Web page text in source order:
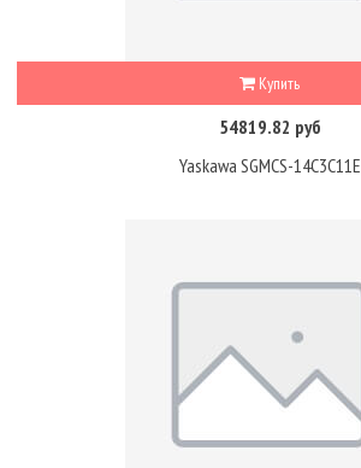
Купить
54819.82 руб
Yaskawa SGMCS-14C3C11E